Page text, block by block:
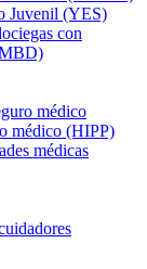
Juvenil (YES)
con
médico
médico (HIPP)
médicas